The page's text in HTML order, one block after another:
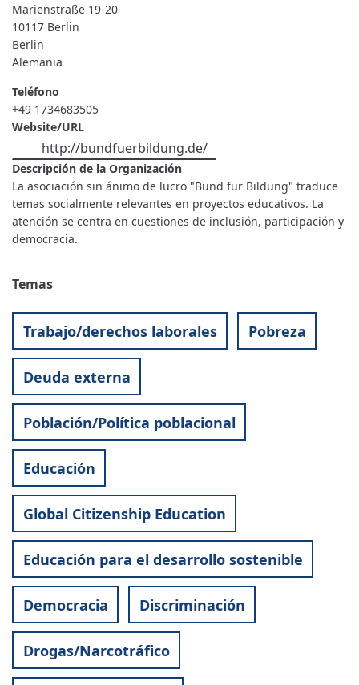
EDUCACIÓN
Marienstraße 19-20
10117 Berlin
Berlin
Alemania
Teléfono
+49 1734683505
Website/URL
http://bundfuerbildung.de/
Descripción de la Organización
La asociación sin ánimo de lucro "Bund für Bildung" traduce
temas socialmente relevantes en proyectos educativos. La
atención se centra en cuestiones de inclusión, participación y
democracia.
Temas
Trabajo/derechos laborales Pobreza
Deuda externa
Población/Política poblacional
Educación
Global Citizenship Education
Educación para el desarrollo sostenible
Democracia Discriminación
Drogas/Narcotráfico